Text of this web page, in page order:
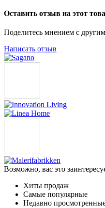
Оставить отзыв на этот
Поделитесь мнением с
Написать отзыв
Возможно, вас это
Хиты продаж
Самые популярные
Недавно